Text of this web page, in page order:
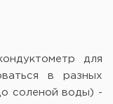
для
в разных
соленой воды)
-